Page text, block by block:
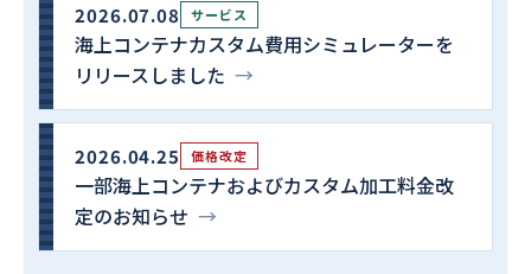
2026.07.08 サービス
海上コンテナカスタム費用シミュレーターを
リリースしました →
2026.04.25 価格改定
一部海上コンテナおよびカスタム加工料金改
定のお知らせ →